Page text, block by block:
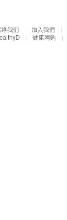
络我们 加入我們
健康网购